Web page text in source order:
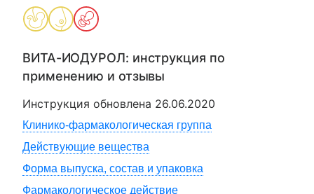
ВИТА-ИОДУРОЛ: инструкция по
применению и отзывы
Инструкция обновлена 26.06.2020
Клинико-фармакологическая группа
Действующие вещества
Форма выпуска, состав и упаковка
Фармакологическое действие